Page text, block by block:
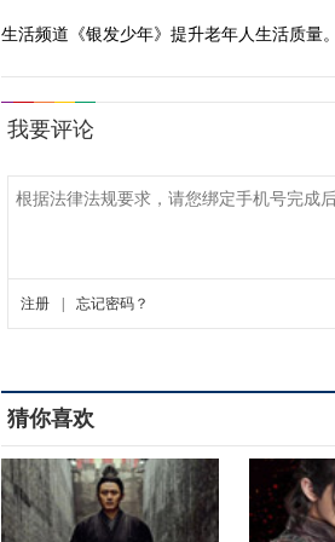
生活频道《银发少年》提升老年人生活质量
猜你喜欢